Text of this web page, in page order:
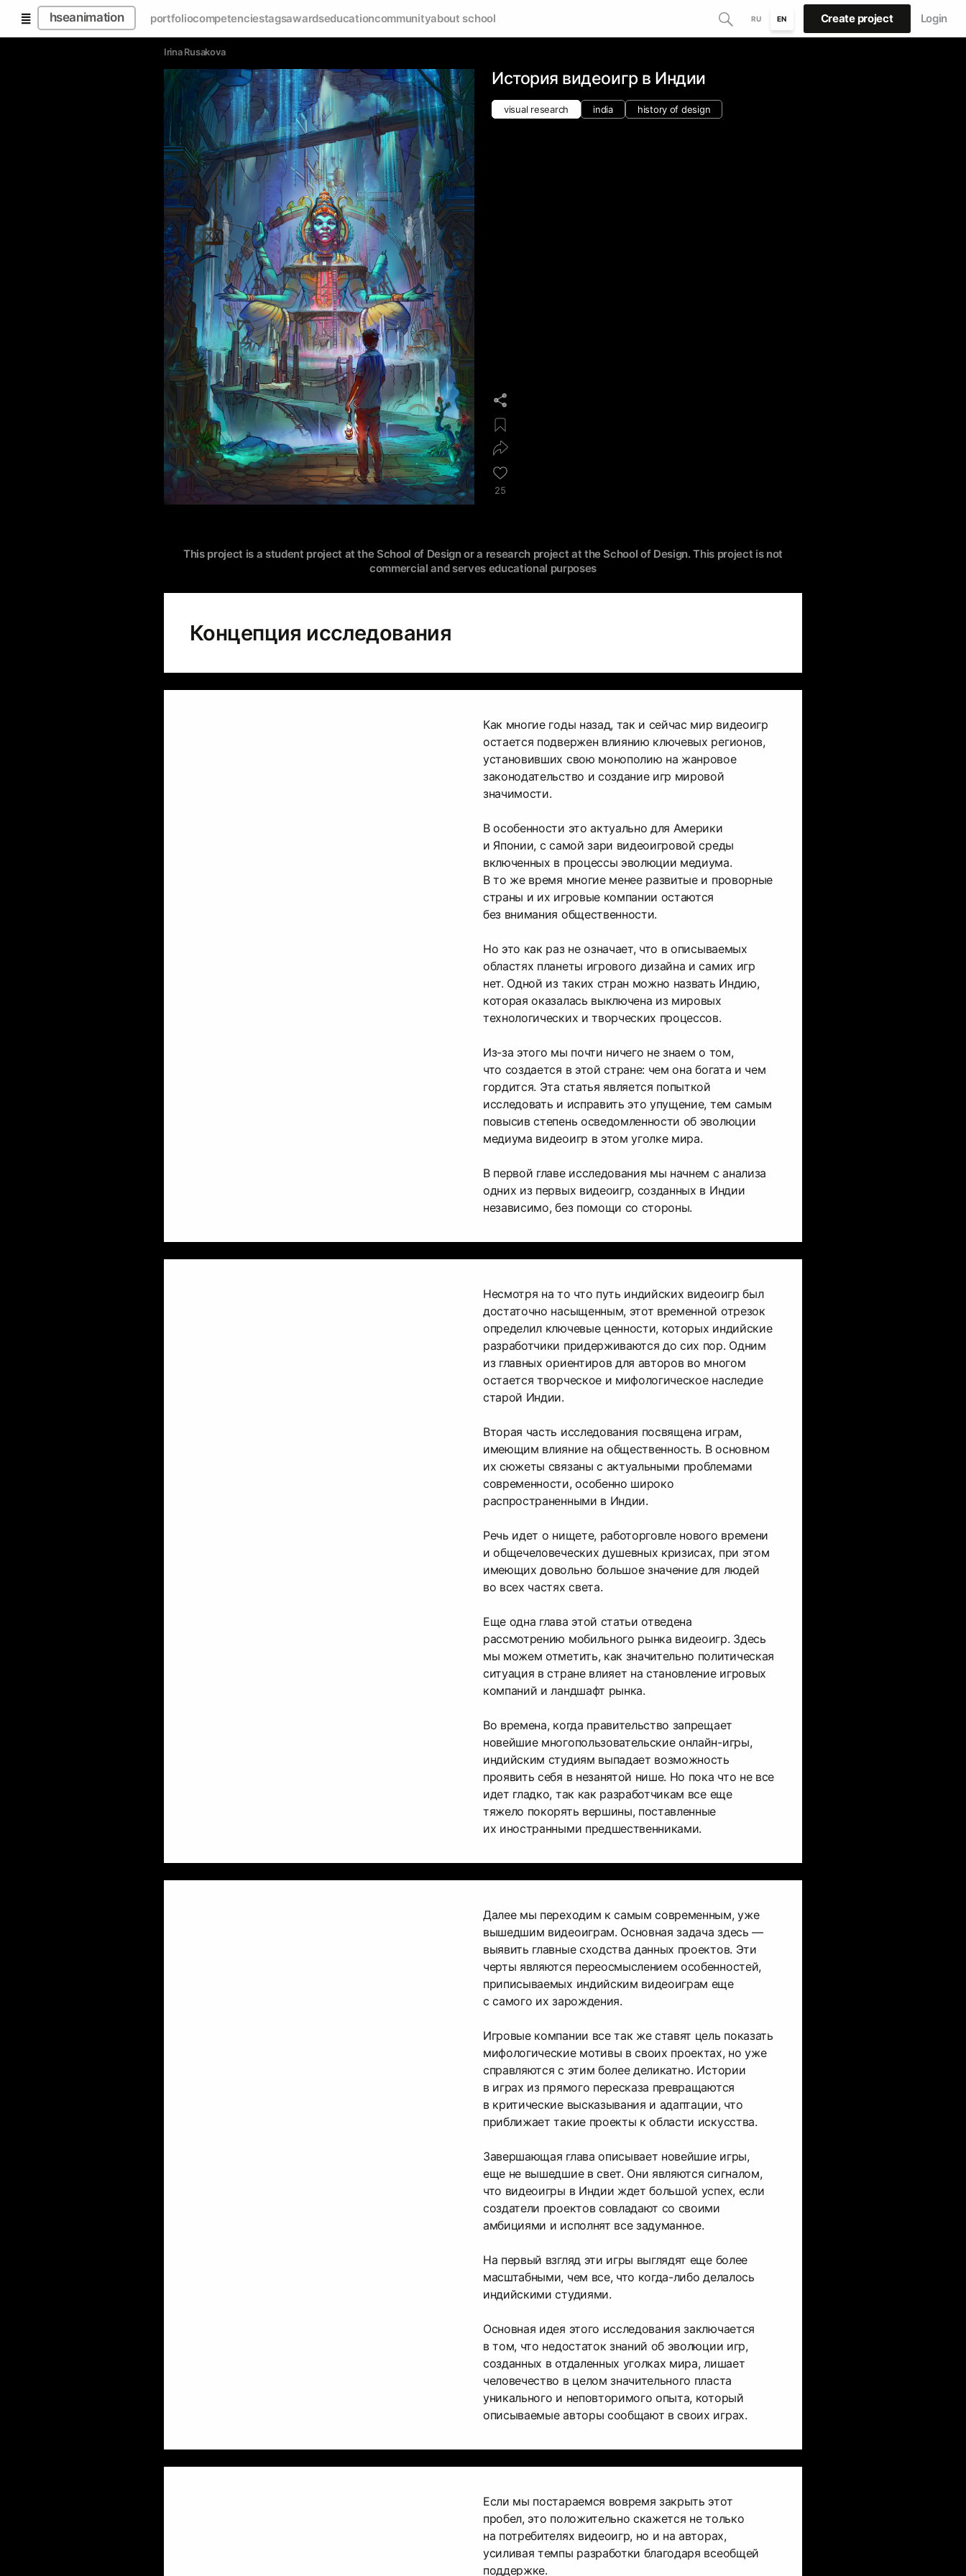
hseanimation portfoliocompetenciestagsawardseducationcommunityabout school RU EN Create project Login
Irina Rusakova
История видеоигр в Индии
visual research india history of design
25
This project is a student project at the School of Design or a research project at the School of Design. This project is not
commercial and serves educational purposes
Концепция исследования
Как многие годы назад, так и сейчас мир видеоигр
остается подвержен влиянию ключевых регионов,
установивших свою монополию на жанровое
законодательство и создание игр мировой
значимости.
В особенности это актуально для Америки
и Японии, с самой зари видеоигровой среды
включенных в процессы эволюции медиума.
В то же время многие менее развитые и проворные
страны и их игровые компании остаются
без внимания общественности.
Но это как раз не означает, что в описываемых
областях планеты игрового дизайна и самих игр
нет. Одной из таких стран можно назвать Индию,
которая оказалась выключена из мировых
технологических и творческих процессов.
Из-за этого мы почти ничего не знаем о том,
что создается в этой стране: чем она богата и чем
гордится. Эта статья является попыткой
исследовать и исправить это упущение, тем самым
повысив степень осведомленности об эволюции
медиума видеоигр в этом уголке мира.
В первой главе исследования мы начнем с анализа
одних из первых видеоигр, созданных в Индии
независимо, без помощи со стороны.
Несмотря на то что путь индийских видеоигр был
достаточно насыщенным, этот временной отрезок
определил ключевые ценности, которых индийские
разработчики придерживаются до сих пор. Одним
из главных ориентиров для авторов во многом
остается творческое и мифологическое наследие
старой Индии.
Вторая часть исследования посвящена играм,
имеющим влияние на общественность. В основном
их сюжеты связаны с актуальными проблемами
современности, особенно широко
распространенными в Индии.
Речь идет о нищете, работорговле нового времени
и общечеловеческих душевных кризисах, при этом
имеющих довольно большое значение для людей
во всех частях света.
Еще одна глава этой статьи отведена
рассмотрению мобильного рынка видеоигр. Здесь
мы можем отметить, как значительно политическая
ситуация в стране влияет на становление игровых
компаний и ландшафт рынка.
Во времена, когда правительство запрещает
новейшие многопользовательские онлайн-игры,
индийским студиям выпадает возможность
проявить себя в незанятой нише. Но пока что не все
идет гладко, так как разработчикам все еще
тяжело покорять вершины, поставленные
их иностранными предшественниками.
Далее мы переходим к самым современным, уже
вышедшим видеоиграм. Основная задача здесь —
выявить главные сходства данных проектов. Эти
черты являются переосмыслением особенностей,
приписываемых индийским видеоиграм еще
с самого их зарождения.
Игровые компании все так же ставят цель показать
мифологические мотивы в своих проектах, но уже
справляются с этим более деликатно. Истории
в играх из прямого пересказа превращаются
в критические высказывания и адаптации, что
приближает такие проекты к области искусства.
Завершающая глава описывает новейшие игры,
еще не вышедшие в свет. Они являются сигналом,
что видеоигры в Индии ждет большой успех, если
создатели проектов совладают со своими
амбициями и исполнят все задуманное.
На первый взгляд эти игры выглядят еще более
масштабными, чем все, что когда-либо делалось
индийскими студиями.
Основная идея этого исследования заключается
в том, что недостаток знаний об эволюции игр,
созданных в отдаленных уголках мира, лишает
человечество в целом значительного пласта
уникального и неповторимого опыта, который
описываемые авторы сообщают в своих играх.
Если мы постараемся вовремя закрыть этот
пробел, это положительно скажется не только
на потребителях видеоигр, но и на авторах,
усиливая темпы разработки благодаря всеобщей
поддержке.